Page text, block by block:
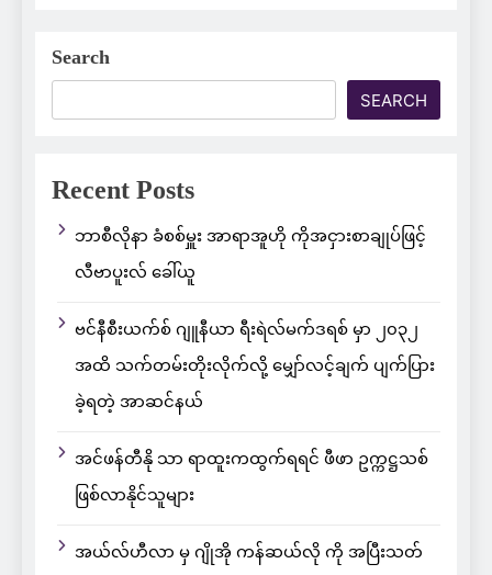
Search
SEARCH
Recent Posts
ဘာစီလိုနာ ခံစစ်မှူး အာရာအူဟို ကိုအငှားစာချုပ်ဖြင့်
လီဗာပူးလ် ခေါ်ယူ
ဗင်နီစီးယက်စ် ဂျူနီယာ ရီးရဲလ်မက်ဒရစ် မှာ ၂၀၃၂
အထိ သက်တမ်းတိုးလိုက်လို့ မျှော်လင့်ချက် ပျက်ပြား
ခဲ့ရတဲ့ အာဆင်နယ်
အင်ဖန်တီနို သာ ရာထူးကထွက်ရရင် ဖီဖာ ဥက္ကဋ္ဌသစ်
ဖြစ်လာနိုင်သူများ
အယ်လ်ဟီလာ မှ ဂျိုအို ကန်ဆယ်လို ကို အပြီးသတ်